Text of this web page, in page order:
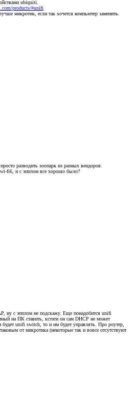
ubiquiti.
products/#unifi
микротик, если так хочется компьютер заменить.
разводить зоопарк из разных вендоров.
wi-fi6, и с эпплом все хорошо было?
ну с эпплом не подскажу. Еще понадобится unifi
на ПК ставить, кстати он сам DHCP не может
будет unifi switch, то и им будет управлять. Про роутер,
от микротика (некоторые так и вовсе отсутствуют